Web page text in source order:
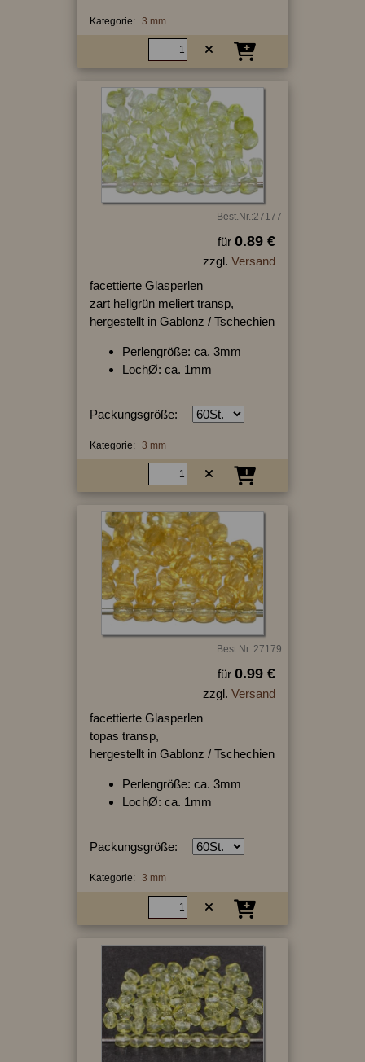
Kategorie: 3 mm
Best.Nr.:27177
für 0.89 €
zzgl. Versand
facettierte Glasperlen
zart hellgrün meliert transp,
hergestellt in Gablonz / Tschechien
Perlengröße: ca. 3mm
LochØ: ca. 1mm
Packungsgröße:
Kategorie: 3 mm
Best.Nr.:27179
für 0.99 €
zzgl. Versand
facettierte Glasperlen
topas transp,
hergestellt in Gablonz / Tschechien
Perlengröße: ca. 3mm
LochØ: ca. 1mm
Packungsgröße:
Kategorie: 3 mm